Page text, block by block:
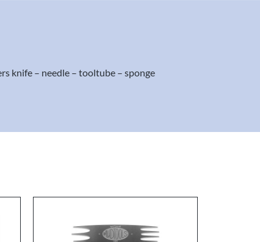
knife – needle – tooltube – sponge